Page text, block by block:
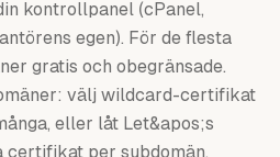
kontrollpanel (cPanel,
egen). För de flesta
gratis och obegränsade.
välj wildcard-certifikat
eller låt Let&apos;s
certifikat per subdomän.